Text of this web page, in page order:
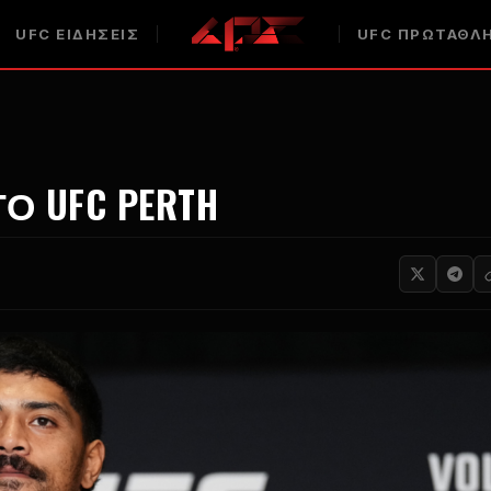
UFC ΕΙΔΉΣΕΙΣ UFC
UFC PERTH